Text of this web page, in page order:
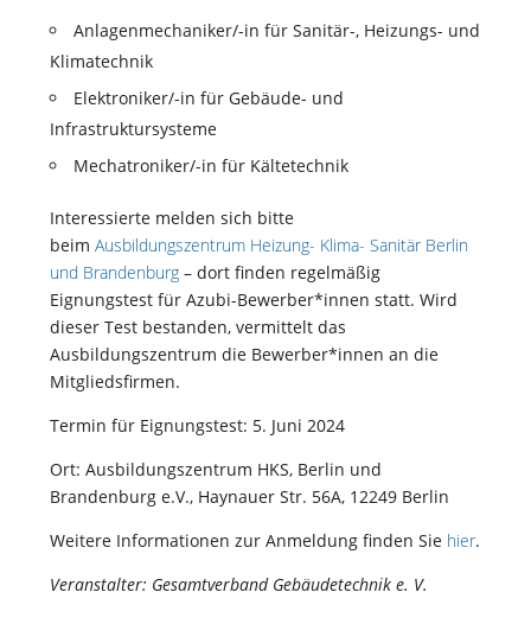
Anlagenmechaniker/-in für Sanitär-, Heizungs- und
Klimatechnik
Elektroniker/-in für Gebäude- und
Infrastruktursysteme
Mechatroniker/-in für Kältetechnik
Interessierte melden sich bitte
beim Ausbildungszentrum Heizung- Klima- Sanitär Berlin
und Brandenburg – dort finden regelmäßig
Eignungstest für Azubi-Bewerber*innen statt. Wird
dieser Test bestanden, vermittelt das
Ausbildungszentrum die Bewerber*innen an die
Mitgliedsfirmen.
Termin für Eignungstest: 5. Juni 2024
Ort: Ausbildungszentrum HKS, Berlin und
Brandenburg e.V., Haynauer Str. 56A, 12249 Berlin
Weitere Informationen zur Anmeldung finden Sie hier.
Veranstalter: Gesamtverband Gebäudetechnik e. V.